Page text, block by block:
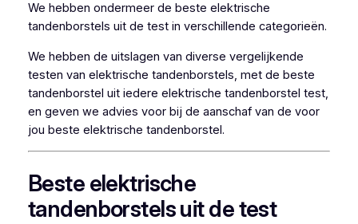
We hebben ondermeer de beste elektrische
tandenborstels uit de test in verschillende categorieën.
We hebben de uitslagen van diverse vergelijkende
testen van elektrische tandenborstels, met de beste
tandenborstel uit iedere elektrische tandenborstel test,
en geven we advies voor bij de aanschaf van de voor
jou beste elektrische tandenborstel.
Beste elektrische
tandenborstels uit de test